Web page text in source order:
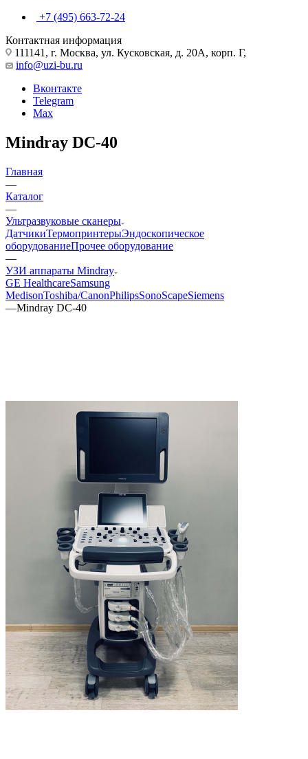
+7 (495) 663-72-24
Контактная информация
111141, г. Москва, ул. Кусковская, д. 20А, корп. Г,
info@uzi-bu.ru
Вконтакте
Telegram
Max
Mindray DC-40
Главная
—
Каталог
—
Ультразвуковые сканеры
ДатчикиТермопринтерыЭндоскопическое
оборудованиеПрочее оборудование
—
УЗИ аппараты Mindray
GE HealthcareSamsung
MedisonToshiba/CanonPhilipsSonoScapeSiemens
—Mindray DC-40